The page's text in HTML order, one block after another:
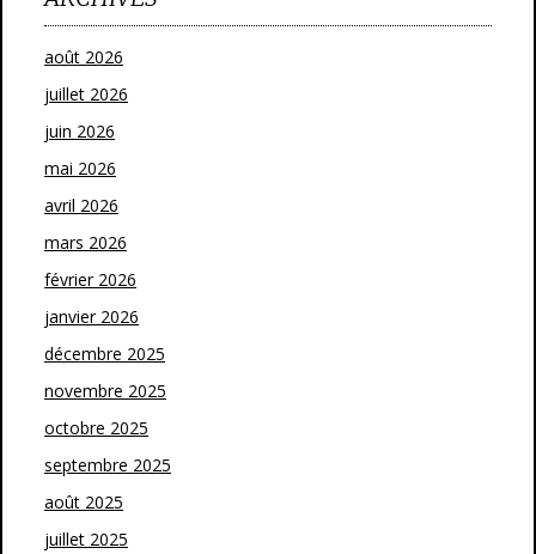
août 2026
juillet 2026
juin 2026
mai 2026
avril 2026
mars 2026
février 2026
janvier 2026
décembre 2025
novembre 2025
octobre 2025
septembre 2025
août 2025
juillet 2025